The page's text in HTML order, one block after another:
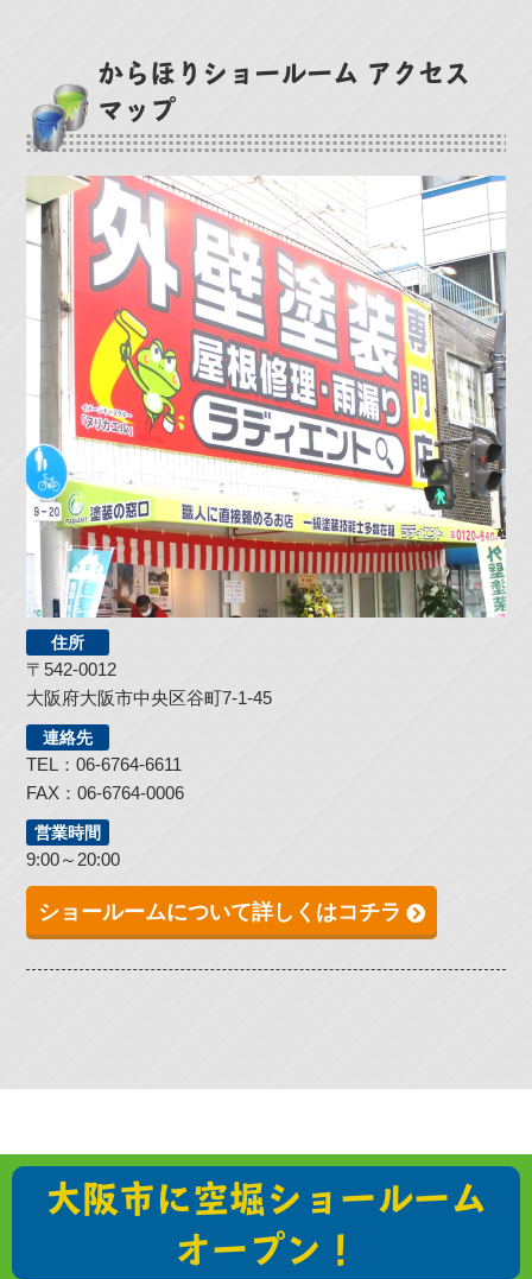
からほりショールーム アクセス
マップ
住所
〒542-0012
大阪府大阪市中央区谷町7-1-45
連絡先
TEL：06-6764-6611
FAX：06-6764-0006
営業時間
9:00～20:00
ショールームについて詳しくはコチラ
大阪市に空堀ショールーム
オープン！